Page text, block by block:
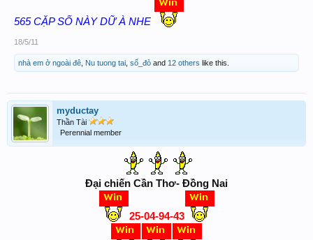
565 CẶP SỐ NÀY DỮ À NHE
18/5/11
nhà em ở ngoài đê Nu tuong tai số_đỏ and 12 others like this.
myductay
Thần Tài
Perennial member
Đại chiến Cần Thơ- Đồng Nai
25-04-94-43